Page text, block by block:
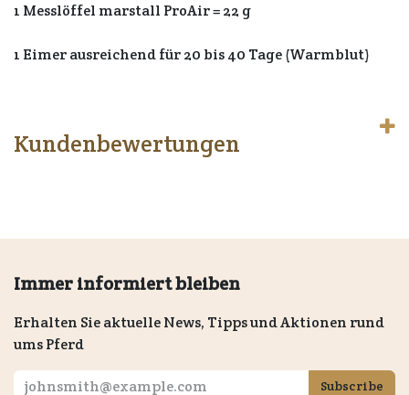
1 Messlöffel marstall ProAir = 22 g
1 Eimer ausreichend für 20 bis 40 Tage (Warmblut)
Kundenbewertungen
Immer informiert bleiben
Erhalten Sie aktuelle News, Tipps und Aktionen rund
ums Pferd
Subscribe